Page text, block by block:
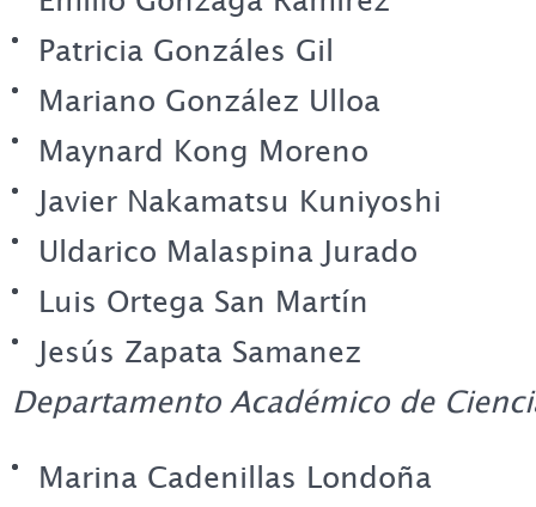
Patricia Gonzáles Gil
Mariano González Ulloa
Maynard Kong Moreno
Javier Nakamatsu Kuniyoshi
Uldarico Malaspina Jurado
Luis Ortega San Martín
Jesús Zapata Samanez
Departamento Académico de
Marina Cadenillas Londoña